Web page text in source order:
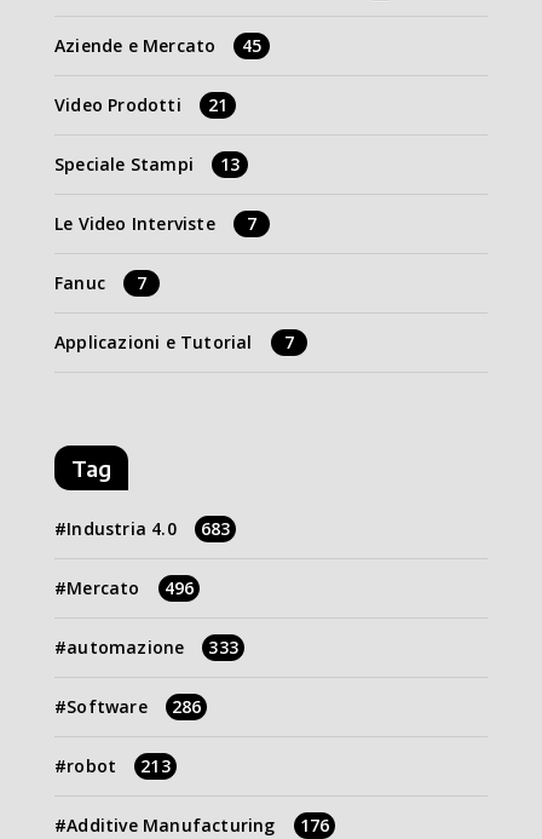
Aziende e Mercato 45
Video Prodotti 21
Speciale Stampi 13
Le Video Interviste 7
Fanuc 7
Applicazioni e Tutorial 7
Tag
Industria 4.0 683
Mercato 496
automazione 333
Software 286
robot 213
Additive Manufacturing 176